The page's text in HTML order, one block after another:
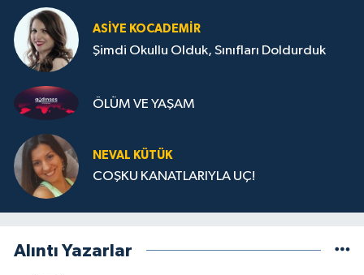
ASIYE KOCADEMİR
Şimdi Okullu Olduk, Sınıfları Doldurduk
ÖLÜM VE YAŞAM
NEVAL KÜTÜK
COŞKU KANATLARIYLA UÇ!
Alıntı Yazarlar